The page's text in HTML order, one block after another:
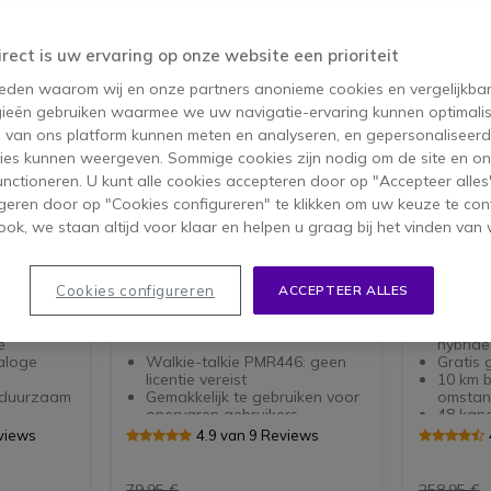
zonder
robuuste
Midland G10 Pro
Portofoon PMR446 ideaal voor
gebruik op de bouwplaats en
onderweg, zonder
Walkie-talkie PMR446: geen
licentie vereist
Gemakkelijk te gebruiken voor
onervaren gebruikers
32 kanalen (16 +
Frequenties: Nieuwe band:
4.9 van 9 Reviews
digitaal
Gratis
10 km
48
is uw ervaring op onze website een prioriteit
waarom wij en onze partners anonieme cookies en
gebruiken waarmee we uw navigatie-ervaring kunnen
ons platform kunnen meten en analyseren, en
kunnen weergeven. Sommige cookies zijn nodig om de site en
U kunt alle cookies accepteren door op "Accepteer
door op "Cookies configureren" te klikken om uw keuze te
we staan altijd voor klaar en helpen u graag bij het vinden van
ACCEPTEER ALLES
Cookies configureren